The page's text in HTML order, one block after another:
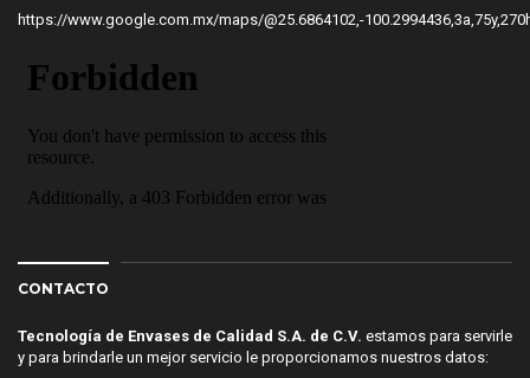
https://www.google.com.mx/maps/@25.6864102,-
CONTACTO
Tecnología de Envases de Calidad S.A. de C.V. estamos para servirle
y para brindarle un mejor servicio le proporcionamos nuestros datos: